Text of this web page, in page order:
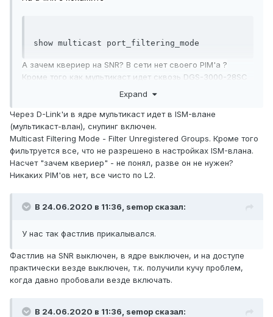
show multicast port_filtering_mode
А зачем квериер на SNR? В сети нет своего PIM'а ?
Кроме того как мультикаст идет сквозь DGS-3000-28SC
(снупинг? просто тэгированный влан транзитом?) ?
Косяки могут быть и в прошивке домовых свитчей (Это ж
делинк, решается подбором только). В общем мало
информации.
Expand
Через D-Link'и в ядре мультикаст идет в ISM-влане
(мультикаст-влан), снупинг включен.
Multicast Filtering Mode - Filter Unregistered Groups. Кроме того
фильтруется все, что не разрешено в настройках ISM-влана.
Насчет "зачем квериер" - не понял, разве он не нужен?
Никаких PIM'ов нет, все чисто по L2.
В 24.06.2020 в 11:36, semop сказал:
У нас так фастлив прикалывался.
Фастлив на SNR выключен, в ядре выключен, и на доступе
практически везде выключен, т.к. получили кучу проблем,
когда давно пробовали везде включать.
В 24.06.2020 в 11:36, semop сказал: